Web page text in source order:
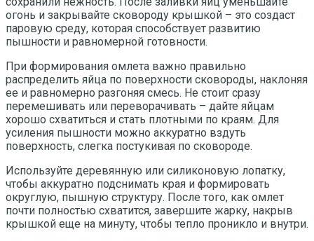
огонь и закрывайте сковороду крышкой – это создаст
паровую среду, которая способствует развитию
пышности и равномерной готовности.
При формирования омлета важно правильно
распределить яйца по поверхности сковороды, наклоняя
ее и равномерно разгоняя смесь. Не стоит сразу
перемешивать или переворачивать – дайте яйцам
хорошо схватиться и стать плотными по краям. Для
усиления пышности можно аккуратно вздуть
поверхность, слегка постукивая по сковороде.
Используйте деревянную или силиконовую лопатку,
чтобы аккуратно подснимать края и формировать
округлую, пышную структуру. После того, как омлет
почти полностью схватится, завершите жарку, накрыв
крышкой еще на минуту, чтобы тепло проникло и внутри.